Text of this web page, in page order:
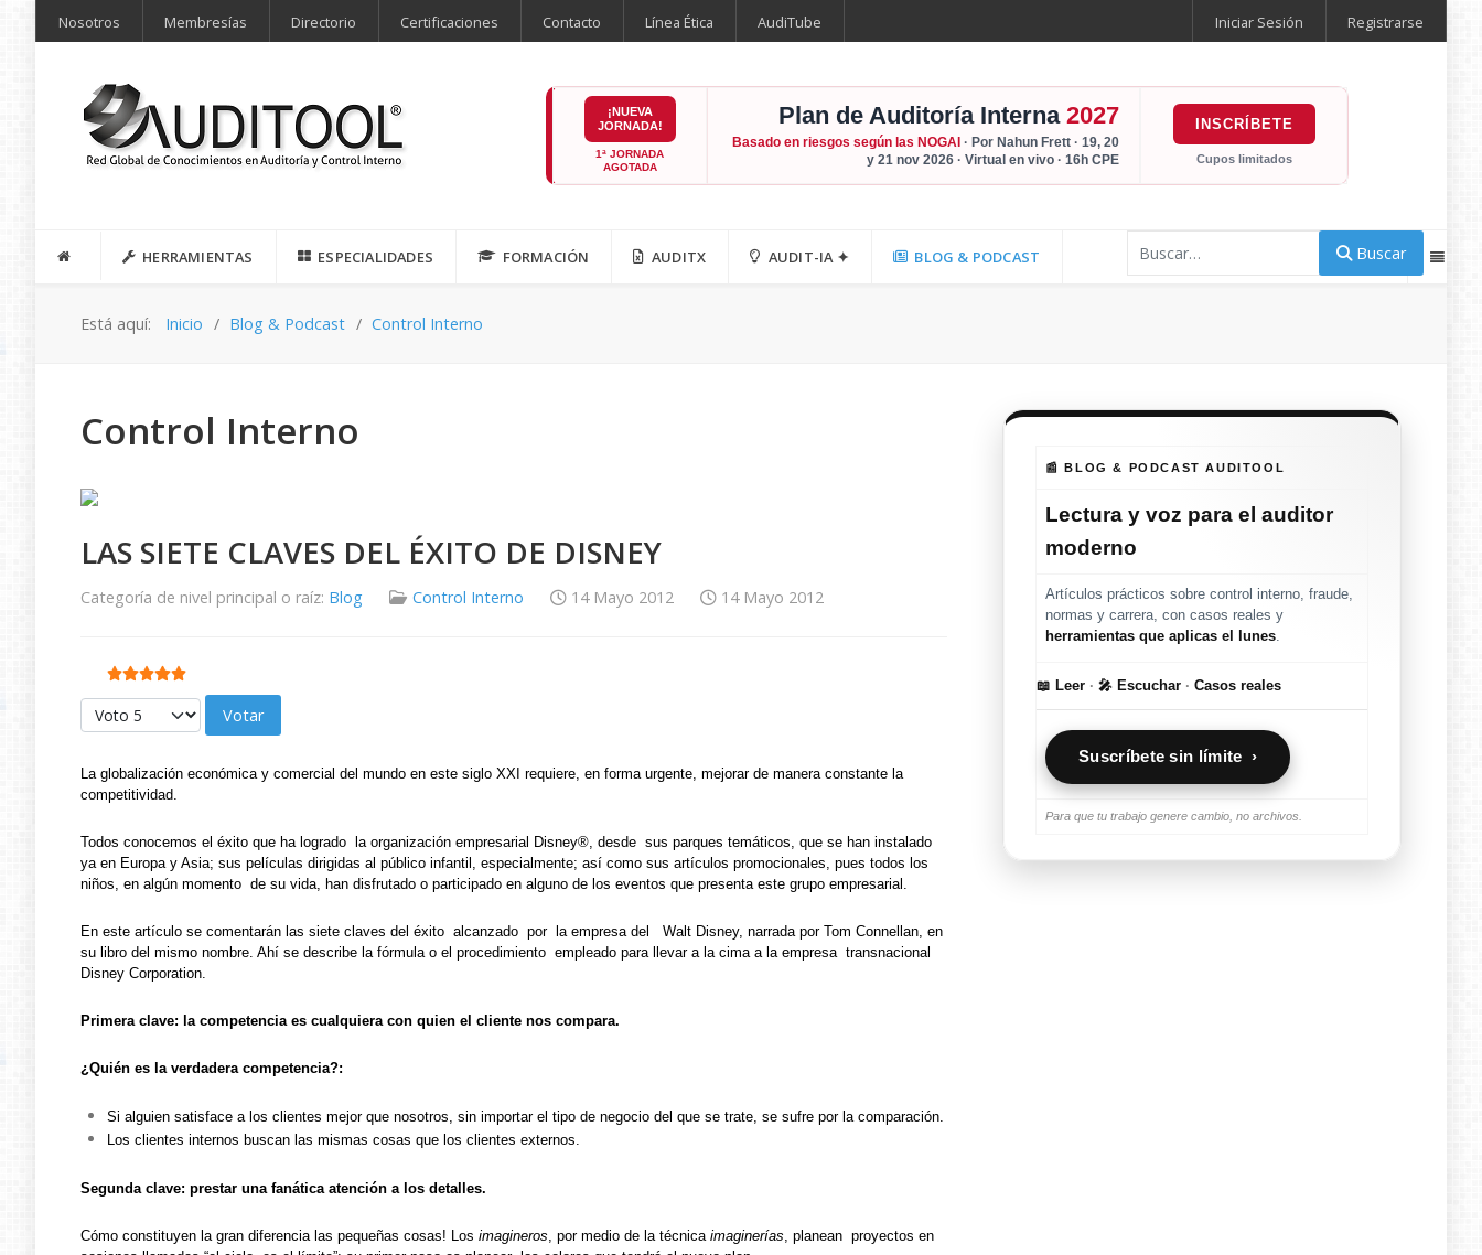
Nosotros Membresías Directorio Certificaciones Contacto Línea Ética AudiTube Iniciar Sesión Registrarse
¡NUEVA
JORNADA!
1ª JORNADA
AGOTADA
Plan de Auditoría Interna2027
Basado en riesgos según las NOGAI · Por Nahun Frett · 19, 20
y 21 nov 2026 · Virtual en vivo · 16h CPE
INSCRÍBETE
Cupos limitados
HERRAMIENTAS ESPECIALIDADES FORMACIÓN AUDITX AUDIT-IA ✦ BLOG & PODCAST Buscar
Está aquí: Inicio Blog & Podcast Control Interno
Control Interno
LAS SIETE CLAVES DEL ÉXITO DE DISNEY
Categoría de nivel principal o raíz: Blog Control Interno 14 Mayo 2012 14 Mayo 2012
Ratio:5/5
Por favor, vote
La globalización económica y comercial del mundo en este siglo XXI requiere, en forma urgente, mejorar de manera constante la
competitividad.
Todos conocemos el éxito que ha logrado la organización empresarial Disney®, desde sus parques temáticos, que se han instalado
ya en Europa y Asia; sus películas dirigidas al público infantil, especialmente; así como sus artículos promocionales, pues todos los
niños, en algún momento de su vida, han disfrutado o participado en alguno de los eventos que presenta este grupo empresarial
En este artículo se comentarán las siete claves del éxito alcanzado por la empresa del Walt Disney, narrada por Tom Connellan, en
su libro del mismo nombre. Ahí se describe la fórmula o el procedimiento empleado para llevar a la cima a la empresa transnacional
Disney Corporation.
Primera clave: la competencia es cualquiera con quien el cliente nos compara.
¿Quién es la verdadera competencia?:
Si alguien satisface a los clientes mejor que nosotros, sin importar el tipo de negocio del que se trate, se sufre por la comparación.
Los clientes internos buscan las mismas cosas que los clientes externos.
Segunda clave: prestar una fanática atención a los detalles.
Cómo constituyen la gran diferencia las pequeñas cosas! Los imagineros , por medio de la técnica imaginerías , planean proyectos en
📰 BLOG & PODCAST AUDITOOL
Lectura y voz para el auditor
moderno
Artículos prácticos sobre control interno, fraude,
normas y carrera, con casos reales y
herramientas que aplicas el lunes
📖 Leer · 🎤 Escuchar · Casos reales
Suscríbete sin límite ›
Para que tu trabajo genere cambio, no archivos.